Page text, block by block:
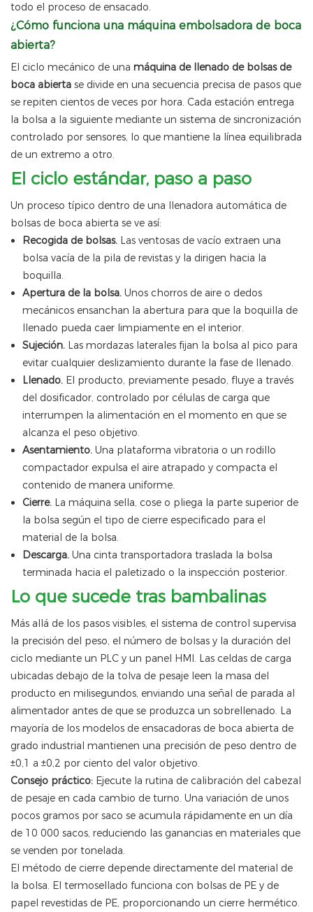
todo el proceso de ensacado.
¿Cómo funciona una máquina embolsadora de boca
abierta?
El ciclo mecánico de una máquina de llenado de bolsas de
boca abierta se divide en una secuencia precisa de pasos que
se repiten cientos de veces por hora. Cada estación entrega
la bolsa a la siguiente mediante un sistema de sincronización
controlado por sensores, lo que mantiene la línea equilibrada
de un extremo a otro.
El ciclo estándar, paso a paso
Un proceso típico dentro de una llenadora automática de
bolsas de boca abierta se ve así:
Recogida de bolsas. Las ventosas de vacío extraen una
bolsa vacía de la pila de revistas y la dirigen hacia la
boquilla.
Apertura de la bolsa. Unos chorros de aire o dedos
mecánicos ensanchan la abertura para que la boquilla de
llenado pueda caer limpiamente en el interior.
Sujeción. Las mordazas laterales fijan la bolsa al pico para
evitar cualquier deslizamiento durante la fase de llenado.
Llenado. El producto, previamente pesado, fluye a través
del dosificador, controlado por células de carga que
interrumpen la alimentación en el momento en que se
alcanza el peso objetivo.
Asentamiento. Una plataforma vibratoria o un rodillo
compactador expulsa el aire atrapado y compacta el
contenido de manera uniforme.
Cierre. La máquina sella, cose o pliega la parte superior de
la bolsa según el tipo de cierre especificado para el
material de la bolsa.
Descarga. Una cinta transportadora traslada la bolsa
terminada hacia el paletizado o la inspección posterior.
Lo que sucede tras bambalinas
Más allá de los pasos visibles, el sistema de control supervisa
la precisión del peso, el número de bolsas y la duración del
ciclo mediante un PLC y un panel HMI. Las celdas de carga
ubicadas debajo de la tolva de pesaje leen la masa del
producto en milisegundos, enviando una señal de parada al
alimentador antes de que se produzca un sobrellenado. La
mayoría de los modelos de ensacadoras de boca abierta de
grado industrial mantienen una precisión de peso dentro de
±0,1 a ±0,2 por ciento del valor objetivo.
Consejo práctico: Ejecute la rutina de calibración del cabezal
de pesaje en cada cambio de turno. Una variación de unos
pocos gramos por saco se acumula rápidamente en un día
de 10 000 sacos, reduciendo las ganancias en materiales que
se venden por tonelada.
El método de cierre depende directamente del material de
la bolsa. El termosellado funciona con bolsas de PE y de
papel revestidas de PE, proporcionando un cierre hermético.